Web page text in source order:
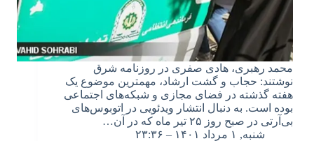
محمد رهبری، هادی صفری در روزنامه شرق
نوشتند: حجاب و گشت ارشاد، مهمترین موضوع یک
هفته گذشته در فضای مجازی و شبکه‌های اجتماعی
بوده است. به دنبال انتشار ویدئویی در اتوبوس‌های
بی‌آرتی در صبح روز ۲۵ تیر ماه که در آن…
شنبه, ۱ مرداد ۱۴۰۱ – ۲۳:۳۶